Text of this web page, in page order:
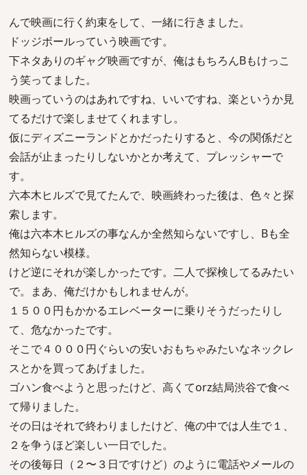
んで映画に行く約束をして、一緒に行きました。
ドッジボールっていう映画です。
下ネタありのギャグ映画ですが、俺はもちろんBもけっこ
う笑ってました。
映画っていうのはあれですね、いいですね、楽というか見
てるだけで楽しませてくれますし。
仮にディズニーランドとかだったりすると、今の関係だと
会話が止まったりしないかとか考えて、プレッシャーで
す。
六本木ヒルズで見てたんで、映画終わった後は、色々と探
索します。
俺は六本木ヒルズの事なんか全然知らないですし、Bも全
然知らない模様。
けど逆にそれが楽しかったです。二人で探検してるみたい
で。まあ、俺だけかもしれませんが。
１５００円もかかるエレベーターに乗りそうだったりし
て、危なかったです。
そこで４０００円ぐらいの安いおもちゃみたいなネックレ
スとかを買ってあげました。
ゴハン食べようと思ったけど、高くてorz結局渋谷で食べ
て帰りました。
その日はそれで終わりましたけど、俺の中では人生で１、
２を争うほど楽しい一日でした。
その後毎日（２〜３日ですけど）のように電話やメールの